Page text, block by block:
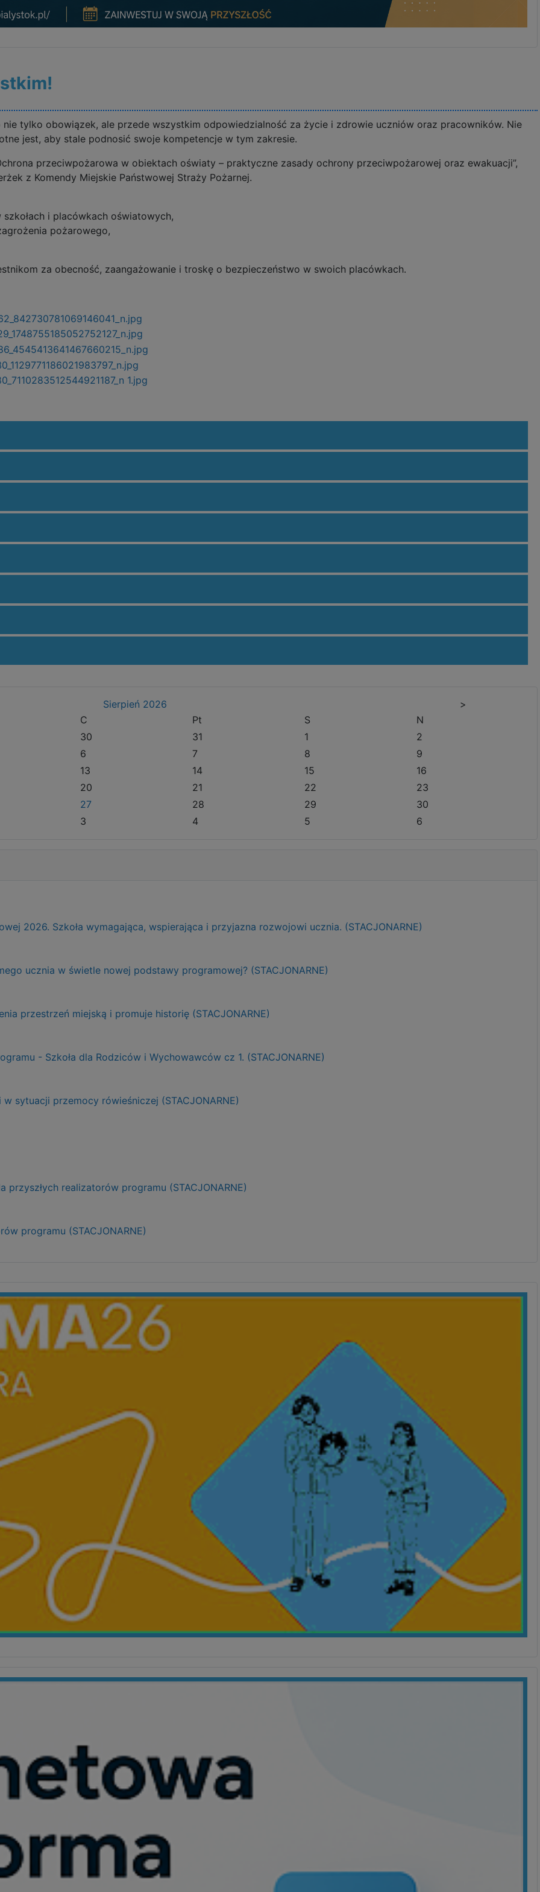
tylko obowiązek, ale przede wszystkim odpowiedzialność za życie i zdrowie uczniów oraz pracowników. Nie
jest, aby stale podnosić swoje kompetencje w tym zakresie.
przeciwpożarowa w obiektach oświaty – praktyczne zasady ochrony przeciwpożarowej oraz ewakuacji”,
z Komendy Miejskie Państwowej Straży Pożarnej.
i placówkach oświatowych,
pożarowego,
za obecność, zaangażowanie i troskę o bezpieczeństwo w swoich placówkach.
Sierpień 2026
>
C Pt S
N
30 31 1
2
6 7 8
9
13 14 15
16
20 21 22
23
27 28 29
30
3 4 5 6
2026. Szkoła wymagająca, wspierająca i przyjazna rozwojowi ucznia. (STACJONARNE)
ucznia w świetle nowej podstawy programowej? (STACJONARNE)
przestrzeń miejską i promuje historię (STACJONARNE)
- Szkoła dla Rodziców i Wychowawców cz 1. (STACJONARNE)
sytuacji przemocy rówieśniczej (STACJONARNE)
realizatorów programu (STACJONARNE)
programu (STACJONARNE)